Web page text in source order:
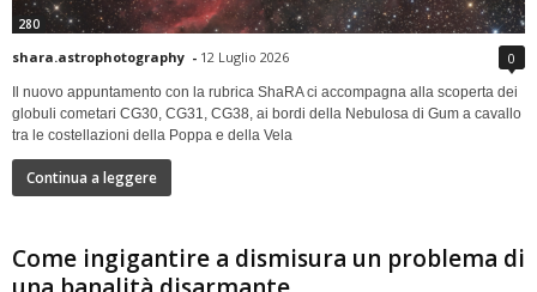
280
shara.astrophotography - 12 Luglio 2026 0
Il nuovo appuntamento con la rubrica ShaRA ci accompagna alla scoperta dei
globuli cometari CG30, CG31, CG38, ai bordi della Nebulosa di Gum a cavallo
tra le costellazioni della Poppa e della Vela
Continua a leggere
Come ingigantire a dismisura un problema di